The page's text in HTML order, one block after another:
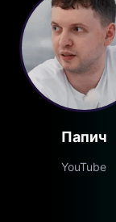
Папич
YouTube